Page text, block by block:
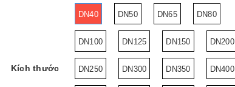
Kích thước
DN40 DN50 DN65 DN80
DN100 DN125 DN150 DN200
DN250 DN300 DN350 DN400